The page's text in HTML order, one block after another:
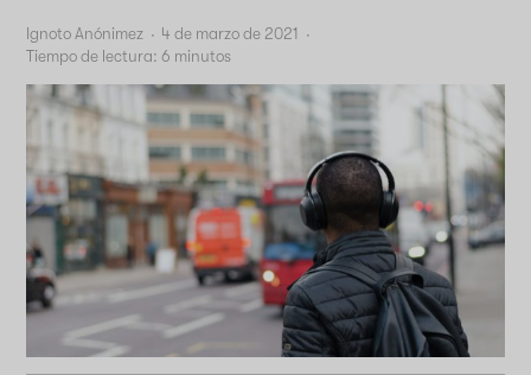
Ignoto Anónimez · 4 de marzo de 2021 ·
Tiempo de lectura: 6 minutos